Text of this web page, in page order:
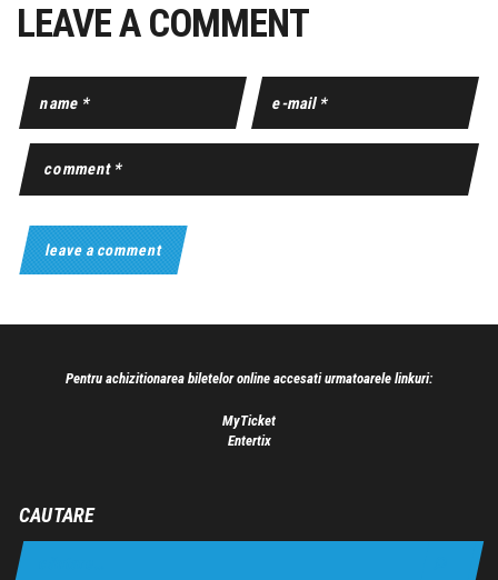
LEAVE A COMMENT
Pentru achizitionarea biletelor online accesati urmatoarele linkuri:
MyTicket
Entertix
CAUTARE